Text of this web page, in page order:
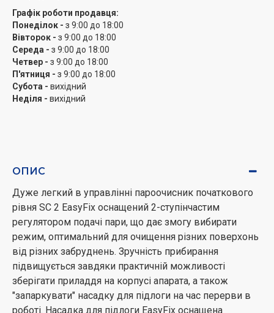
Графік роботи продавця:
Понеділок - з 9:00 до 18:00
Вівторок - з 9:00 до 18:00
Середа - з 9:00 до 18:00
Четвер - з 9:00 до 18:00
П'ятниця - з 9:00 до 18:00
Субота - вихідний
Неділя - вихідний
ОПИС
Дуже легкий в управлінні пароочисник початкового
рівня SC 2 EasyFix оснащений 2-ступінчастим
регулятором подачі пари, що дає змогу вибирати
режим, оптимальний для очищення різних поверхонь
від різних забруднень. Зручність прибирання
підвищується завдяки практичній можливості
зберігати приладдя на корпусі апарата, а також
"запаркувати" насадку для підлоги на час перерви в
роботі. Насадка для підлоги EasyFix оснащена